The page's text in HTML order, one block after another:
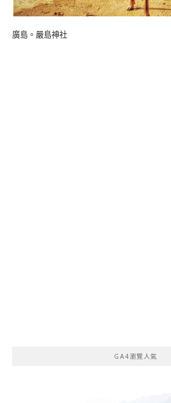
廣島。嚴島神社
GA4瀏覽人氣